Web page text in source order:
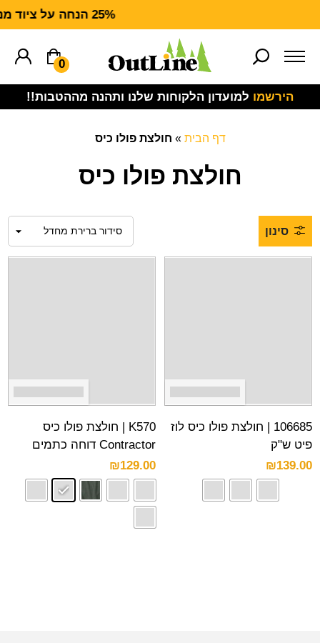
25% הנחה על ציוד מנדף CARHARTT FORCE
0
הירשמו למועדון הלקוחות שלנו ותהנה מההטבות!!
דף הבית » חולצת פולו כיס
חולצת פולו כיס
סינון
106685 | חולצת פולו כיס לוז
פיט ש"ק
₪139.00
K570 | חולצת פולו כיס
Contractor דוחה כתמים
₪129.00